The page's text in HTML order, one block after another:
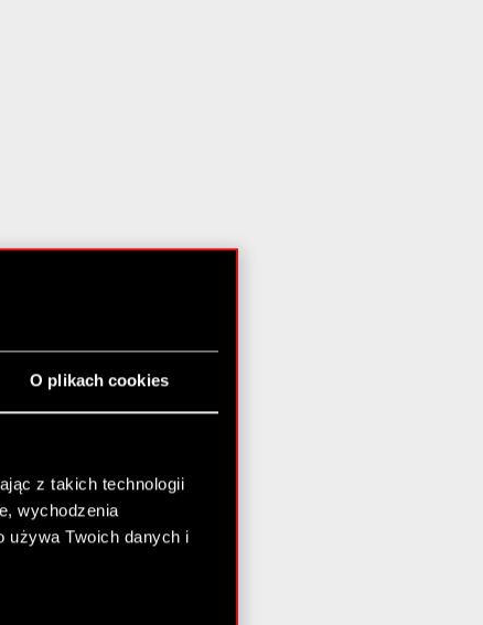
O plikach cookies
z takich technologii
wychodzenia
używa Twoich danych i